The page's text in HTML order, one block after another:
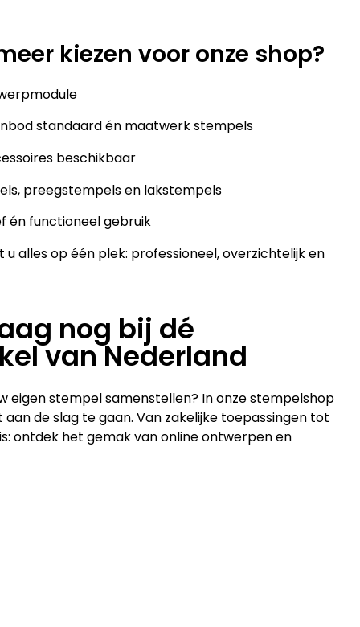
kiezen voor onze shop?
standaard én maatwerk stempels
beschikbaar
preegstempels en lakstempels
én functioneel gebruik
u alles op één plek: professioneel, overzichtelijk en
nog bij dé
van Nederland
eigen stempel samenstellen? In onze stempelshop
de slag te gaan. Van zakelijke toepassingen tot
ontdek het gemak van online ontwerpen en